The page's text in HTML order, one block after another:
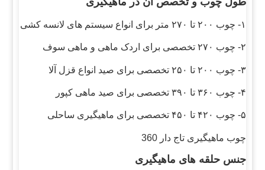
۱- چوب ۲۰۰ تا ۲۷۰ متر برای انواع سیستم های لانسه کشی
۲- چوب ۲۷۰ تخصصی برای اردک ماهی و ماهی سوف
۳- چوب ۲۰۰ تا ۲۵۰ تخصصی برای صید انواع قزل آلا
۴- چوب ۳۶۰ تا ۳۹۰ تخصصی برای صید ماهی کپور
۵- چوب ۴۲۰ تا ۴۵۰ تخصصی برای ماهیگیری ساحلی
چوب ماهیگیری تاج دار 360
جنس حلقه های ماهیگیری